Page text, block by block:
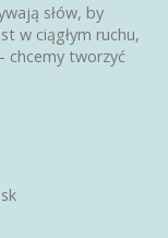
słów, by
w ciągłym ruchu,
chcemy tworzyć